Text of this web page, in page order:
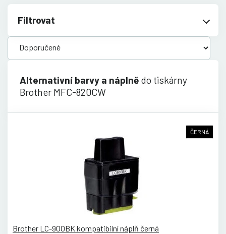
Filtrovat
Alternativní barvy a náplně do tiskárny
Brother MFC-820CW
ČERNÁ
Brother LC-900BK kompatibilní náplň černá